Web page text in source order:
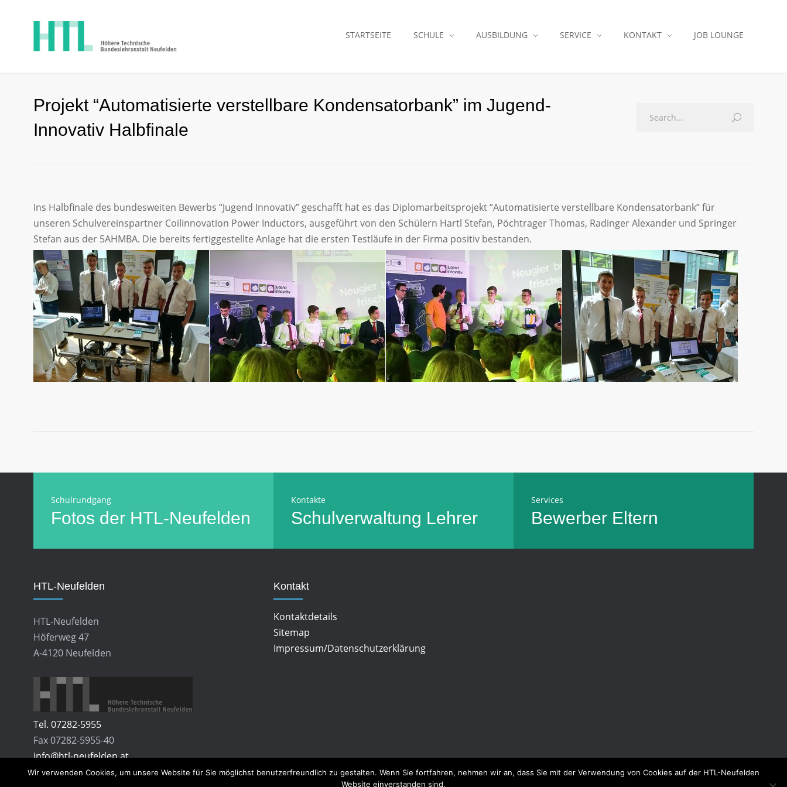
STARTSEITE SCHULE AUSBILDUNG SERVICE KONTAKT JOB LOUNGE
Projekt “Automatisierte verstellbare Kondensatorbank” im Jugend-
Innovativ Halbfinale
Ins Halbfinale des bundesweiten Bewerbs “Jugend Innovativ” geschafft hat es das Diplomarbeitsprojekt “Automatisierte verstellbare Kondensatorbank” für
unseren Schulvereinspartner Coilinnovation Power Inductors, ausgeführt von den Schülern Hartl Stefan, Pöchtrager Thomas, Radinger Alexander und Springer
Stefan aus der 5AHMBA. Die bereits fertiggestellte Anlage hat die ersten Testläufe in der Firma positiv bestanden.
Schulrundgang
Fotos der HTL-Neufelden
Kontakte
Schulverwaltung Lehrer
Services
Bewerber Eltern
HTL-Neufelden
HTL-Neufelden
Höferweg 47
A-4120 Neufelden
Tel. 07282-5955
Fax 07282-5955-40
info@htl-neufelden.at
Kontakt
Kontaktdetails
Sitemap
Impressum/Datenschutzerklärung
Wir verwenden Cookies, um unsere Website für Sie möglichst benutzerfreundlich zu gestalten. Wenn Sie fortfahren, nehmen wir an, dass Sie mit der Verwendung von Cookies auf der HTL-Neufelden
Website einverstanden sind.